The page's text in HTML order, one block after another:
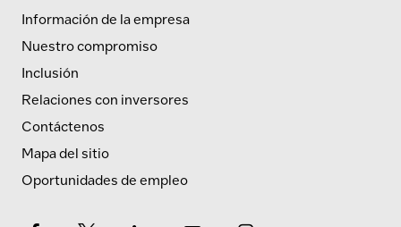
Información de la empresa
Nuestro compromiso
Inclusión
Relaciones con inversores
Contáctenos
Mapa del sitio
Oportunidades de empleo